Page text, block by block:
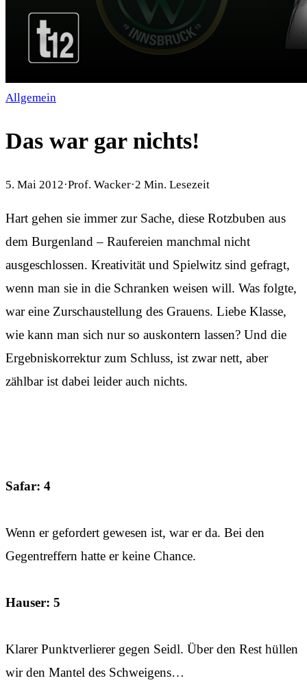
Allgemein
Das war gar nichts!
5. Mai 2012·Prof. Wacker·2 Min. Lesezeit
Hart gehen sie immer zur Sache, diese Rotzbuben aus
dem Burgenland – Raufereien manchmal nicht
ausgeschlossen. Kreativität und Spielwitz sind gefragt,
wenn man sie in die Schranken weisen will. Was folgte,
war eine Zurschaustellung des Grauens. Liebe Klasse,
wie kann man sich nur so auskontern lassen? Und die
Ergebniskorrektur zum Schluss, ist zwar nett, aber
zählbar ist dabei leider auch nichts.
Safar: 4
Wenn er gefordert gewesen ist, war er da. Bei den
Gegentreffern hatte er keine Chance.
Hauser: 5
Klarer Punktverlierer gegen Seidl. Über den Rest hüllen
wir den Mantel des Schweigens…